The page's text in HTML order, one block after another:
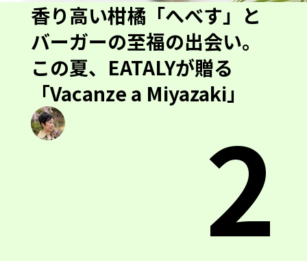
香り高い柑橘「へべす」と
バーガーの至福の出会い。
この夏、EATALYが贈る
「Vacanze a Miyazaki」
2